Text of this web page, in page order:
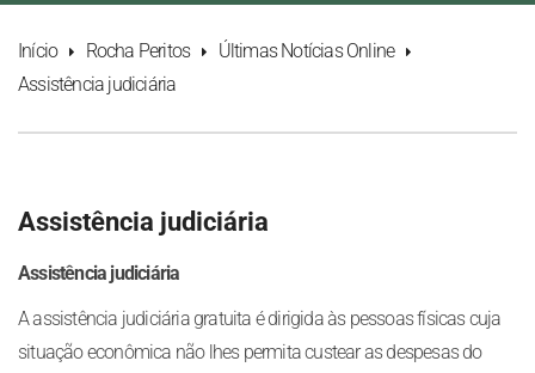
Início Rocha Peritos
Últimas Notícias Online
Assistência judiciária
Assistência judiciária
Assistência judiciária
A assistência judiciária gratuita é dirigida às pessoas físicas cuja
situação econômica não lhes permita custear as despesas do